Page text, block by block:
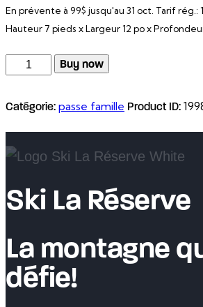
En prévente à 99$ jusqu'au 31 oct. Tarif rég.:
Hauteur 7 pieds x Largeur 12 po x
quantité
de
illimité
–
3
+
Buy now
Catégorie: passe famille Product ID:
Ski La Réserve
La montagne
défie!